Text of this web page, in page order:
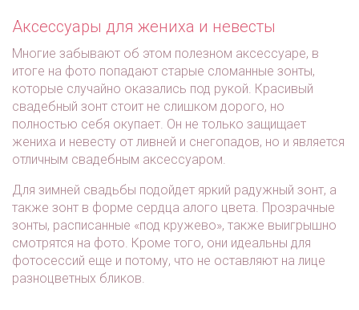
Аксессуары для жениха и невесты
Многие забывают об этом полезном аксессуаре, в
итоге на фото попадают старые сломанные зонты,
которые случайно оказались под рукой. Красивый
свадебный зонт стоит не слишком дорого, но
полностью себя окупает. Он не только защищает
жениха и невесту от ливней и снегопадов, но и является
отличным свадебным аксессуаром.
Для зимней свадьбы подойдет яркий радужный зонт, а
также зонт в форме сердца алого цвета. Прозрачные
зонты, расписанные «под кружево», также выигрышно
смотрятся на фото. Кроме того, они идеальны для
фотосессий еще и потому, что не оставляют на лице
разноцветных бликов.